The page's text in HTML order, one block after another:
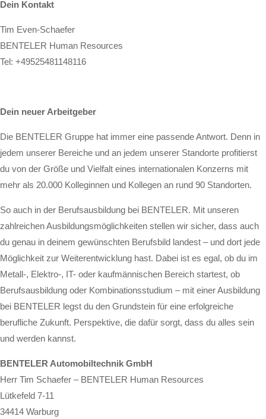
Dein Kontakt
Tim Even-Schaefer
BENTELER Human Resources
Tel: +49525481148116
Dein neuer Arbeitgeber
Die BENTELER Gruppe hat immer eine passende Antwort. Denn in
jedem unserer Bereiche und an jedem unserer Standorte profitierst
du von der Größe und Vielfalt eines internationalen Konzerns mit
mehr als 20.000 Kolleginnen und Kollegen an rund 90 Standorten.
So auch in der Berufsausbildung bei BENTELER. Mit unseren
zahlreichen Ausbildungsmöglichkeiten stellen wir sicher, dass auch
du genau in deinem gewünschten Berufsbild landest – und dort jede
Möglichkeit zur Weiterentwicklung hast. Dabei ist es egal, ob du im
Metall-, Elektro-, IT- oder kaufmännischen Bereich startest, ob
Berufsausbildung oder Kombinationsstudium – mit einer Ausbildung
bei BENTELER legst du den Grundstein für eine erfolgreiche
berufliche Zukunft. Perspektive, die dafür sorgt, dass du alles sein
und werden kannst.
BENTELER Automobiltechnik GmbH
Herr Tim Schaefer – BENTELER Human Resources
Lütkefeld 7-11
34414 Warburg